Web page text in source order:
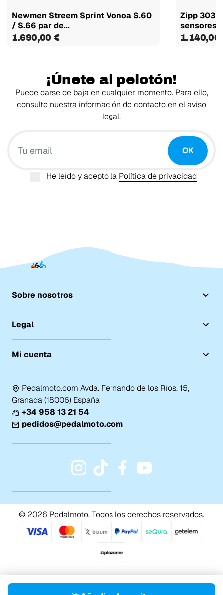
Newmen Streem Sprint Vonoa S.60
/ S.66 par de...
1.690,00 €
Zipp 303
sensores
1.140,00
¡Únete al pelotón!
Puede darse de baja en cualquier momento. Para ello,
consulte nuestra información de contacto en el aviso
legal.
OK
He leído y acepto la Política de privacidad
Sobre nosotros
Legal
Mi cuenta
Pedalmoto.com Avda. Fernando de los Ríos, 15,
Granada (18006) España
+34 958 13 21 54
pedidos@pedalmoto.com
© 2026 Pedalmoto. Todos los derechos reservados.